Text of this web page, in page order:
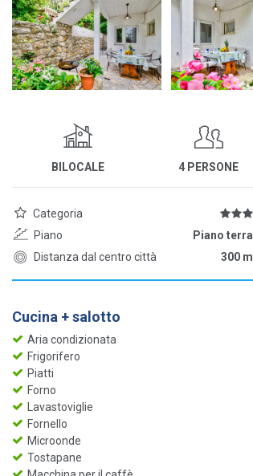
BILOCALE 4 PERSONE
Categoria
Piano
Piano terra
Distanza dal centro città
300 m
Cucina + salotto
Aria condizionata
Frigorifero
Piatti
Forno
Lavastoviglie
Fornello
Microonde
Tostapane